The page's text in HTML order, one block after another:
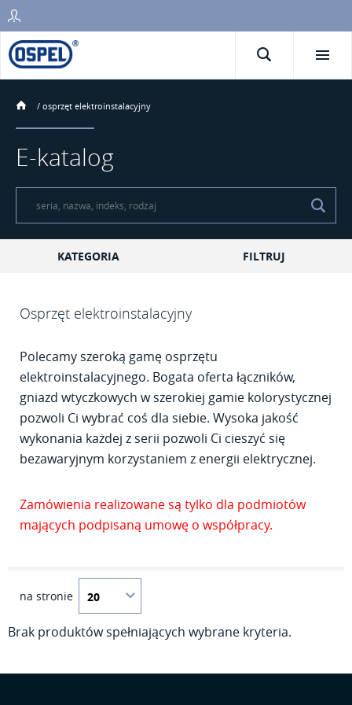
/ osprzęt elektroinstalacyjny
E-katalog
KATEGORIA FILTRUJ
Osprzęt elektroinstalacyjny
Polecamy szeroką gamę osprzętu
elektroinstalacyjnego. Bogata oferta łączników,
gniazd wtyczkowych w szerokiej gamie kolorystycznej
pozwoli Ci wybrać coś dla siebie. Wysoka jakość
wykonania każdej z serii pozwoli Ci cieszyć się
bezawaryjnym korzystaniem z energii elektrycznej.
Zamówienia realizowane są tylko dla podmiotów
mających podpisaną umowę o współpracy.
na stronie
Brak produktów spełniających wybrane kryteria.